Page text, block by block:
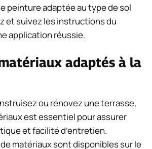
peinture adaptée au type de sol
et suivez les instructions du
application réussie.
adaptés à la
ou rénovez une terrasse,
est essentiel pour assurer
et facilité d’entretien.
matériaux sont disponibles sur le